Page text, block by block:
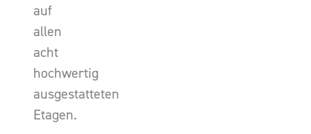
auf
allen
acht
hochwertig
ausgestatteten
Etagen.